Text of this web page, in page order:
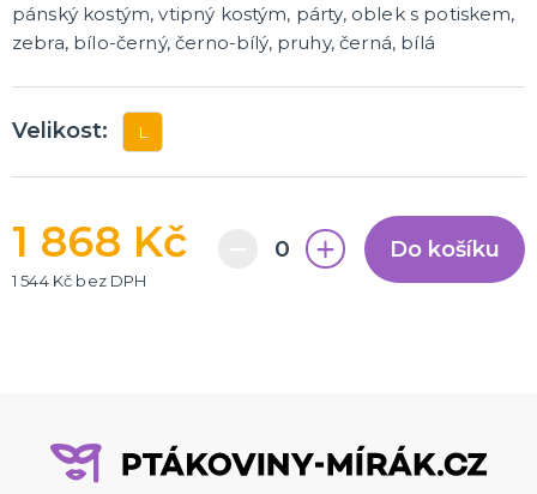
pánský kostým, vtipný kostým, párty, oblek s potiskem,
zebra, bílo-černý, černo-bílý, pruhy, černá, bílá
Velikost: L
1 868 Kč
1 544 Kč bez DPH
Do košíku